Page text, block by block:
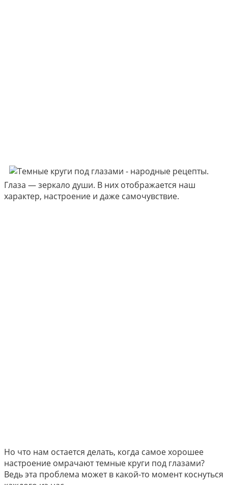
Глаза — зеркало души. В них отображается наш
характер, настроение и даже самочувствие.
Но что нам остается делать, когда самое хорошее
настроение омрачают темные круги под глазами?
Ведь эта проблема может в какой-то момент коснуться